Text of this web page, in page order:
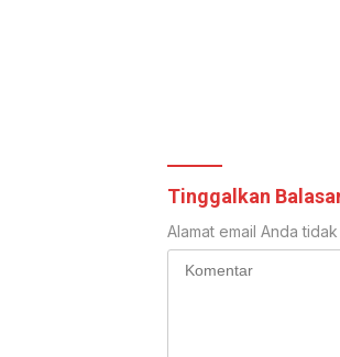
Tinggalkan
Alamat email Anda